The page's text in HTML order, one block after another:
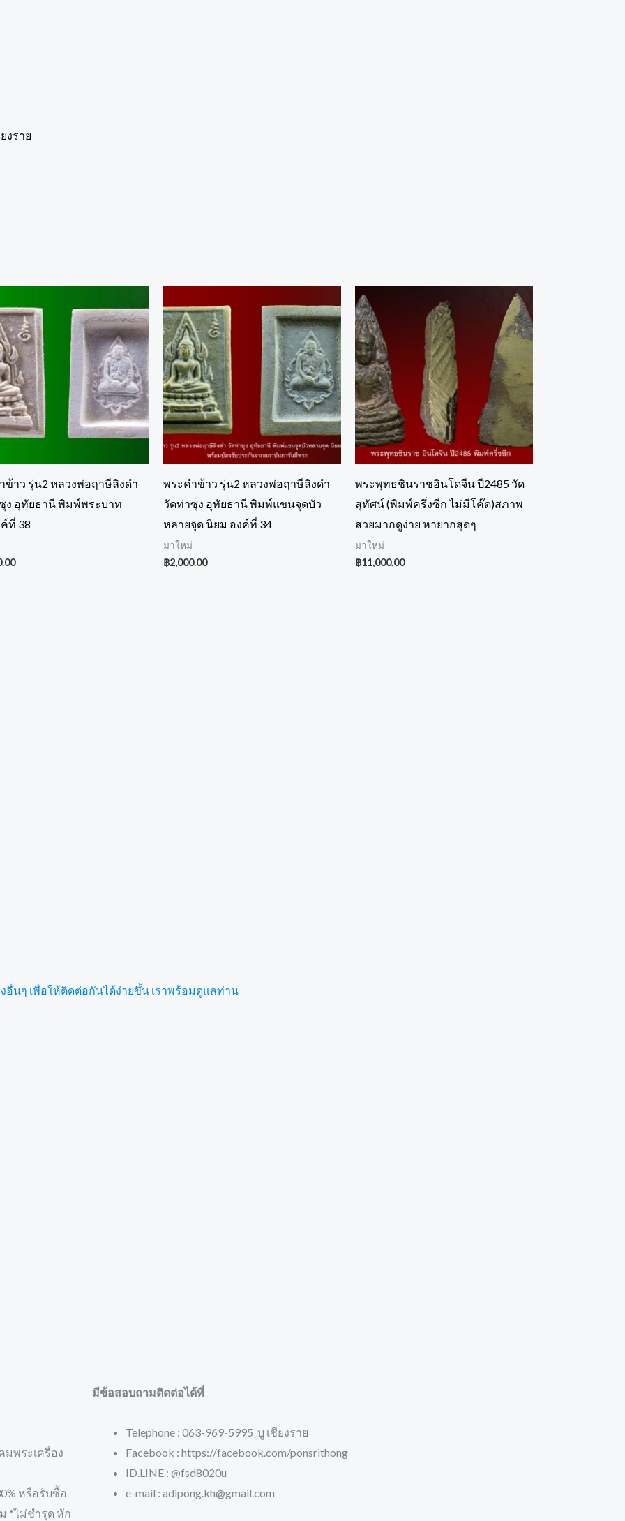
งราย
ข้าว รุ่น2 หลวงพ่อฤาษีลิงดำ
ง อุทัยธานี พิมพ์พระบาท
ที่ 38
พระคำข้าว รุ่น2 หลวงพ่อฤาษีลิงดำ
วัดท่าซุง อุทัยธานี พิมพ์แขนจุดบัว
หลายจุด นิยม องค์ที่ 34
มาใหม่
฿2,000.00
พระพุทธชินราชอินโดจีน ปี2485 วัด
สุทัศน์ (พิมพ์ครึ่งซีก ไม่มีโค๊ด)สภาพ
สวยมากดูง่าย หายากสุดๆ
มาใหม่
฿11,000.00
อื่นๆ เพื่อให้ติดต่อกันได้ง่ายขึ้น เราพร้อมดูแลท่าน
พระเครื่อง
หรือรับซื้อ
*ไม่ชำรุด หัก
มีข้อสอบถามติดต่อได้ที่
Telephone : 063-969-5995 บู เชียงราย
Facebook : https://facebook.com/ponsrithong
ID.LINE : @fsd8020u
e-mail : adipong.kh@gmail.com